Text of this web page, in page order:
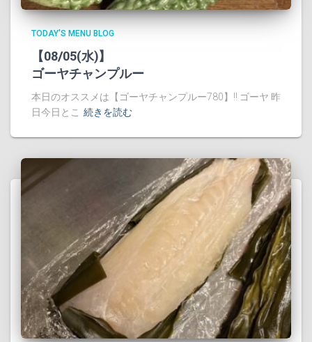
TODAY'S MENU BLOG
【08/05(水)】
ゴーヤチャンプルー
本日のオススメは【ゴーヤチャンプルー780】!! ゴーヤ 昨
日今日とこ 続きを読む